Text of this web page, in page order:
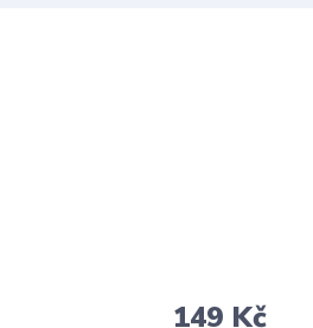
149 Kč